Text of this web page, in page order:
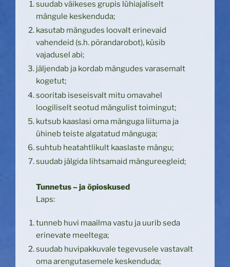
suudab väikeses grupis lühiajaliselt
mängule keskenduda;
kasutab mängudes loovalt erinevaid
vahendeid (s.h. põrandarobot), küsib
vajadusel abi;
jäljendab ja kordab mängudes varasemalt
kogetut;
sooritab iseseisvalt mitu omavahel
loogiliselt seotud mängulist toimingut;
kutsub kaaslasi oma mänguga liituma ja
ühineb teiste algatatud mänguga;
suhtub heatahtlikult kaaslaste mängu;
suudab jälgida lihtsamaid mängureegleid;
Tunnetus – ja õpioskused
Laps:
tunneb huvi maailma vastu ja uurib seda
erinevate meeltega;
suudab huvipakkuvale tegevusele vastavalt
oma arengutasemele keskenduda;